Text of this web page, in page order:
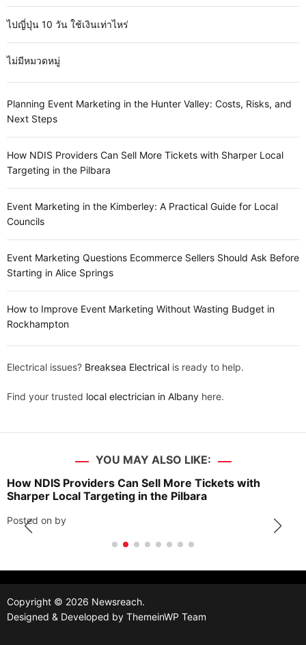
ไปญี่ปุ่น 10 วัน ใช้เงินเท่าไหร่
ไม่มีหมวดหมู่
Planning Event Marketing in the Hunter Valley: Costs, Risks, and
Next Steps
How NDIS Providers Can Sell More Tickets with Sharper Local
Targeting in the Pilbara
Event Marketing in the Kimberley: A Practical Guide for Local
Councils
Event Marketing Questions Ecommerce Sellers Should Ask Before
Starting in Alice Springs
How to Improve Event Marketing Without Wasting Budget in
Rockhampton
Electrical issues? Breaksea Electrical is ready to help.
Find your trusted local electrician in Albany here.
YOU MAY ALSO LIKE:
How NDIS Providers Can Sell More Tickets with
Sharper Local Targeting in the Pilbara
Posted on by
Copyright © 2026 Newsreach.
Designed & Developed by ThemeinWP Team